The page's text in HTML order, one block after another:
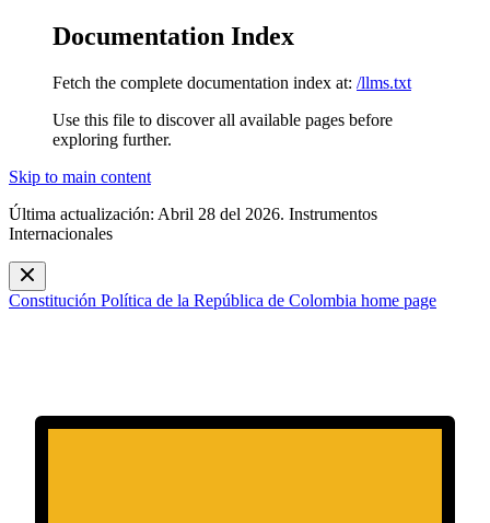
Documentation Index
Fetch the complete documentation index at: /llms.txt
Use this file to discover all available pages before
exploring further.
Skip to main content
Última actualización: Abril 28 del 2026. Instrumentos
Internacionales
Constitución Política de la República de Colombia home page